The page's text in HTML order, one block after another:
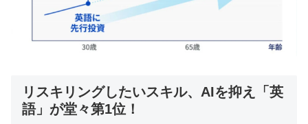
リスキリングしたいスキル、AIを抑え「英
語」が堂々第1位！